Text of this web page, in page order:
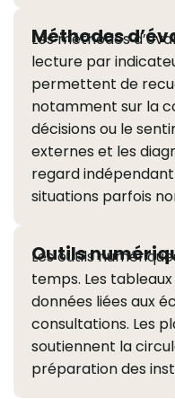
Méthodes
Les méthodes
lecture par
permettent de
notamment sur la
décisions ou le
externes et les
regard
situations parfois
Outils
Les outils
temps. Les
données liées aux
consultations. Les
soutiennent la
préparation des